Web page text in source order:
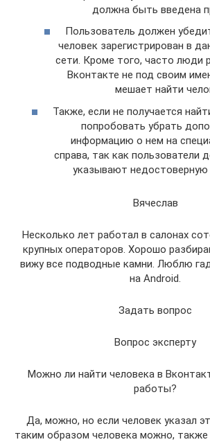
должна быть введена
Пользователь должен
человек зарегистрирован в
сети. Кроме того, часто люди
Вконтакте не под своим
мешает найти
Также, если не получается
попробовать убрать
информацию о нем на
справа, так как пользователи
указывают
Вячеслав
Несколько лет работал в салонах
крупных операторов. Хорошо
вижу все подводные камни. Люблю
на Android.
Задать вопрос
Вопрос эксперту
Можно ли найти человека в
работы?
Да, можно, но если человек указал
таким образом человека можно, также